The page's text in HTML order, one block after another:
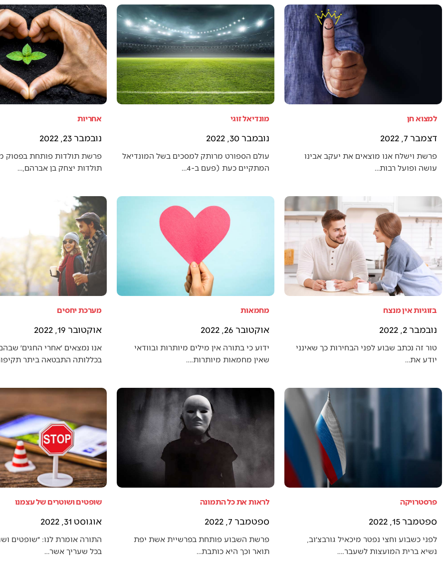
למצוא חן
דצמבר 7, 2022
פרשת וישלח אנו מוצאים את יעקב אבינו
עושה ופועל רבות…
מונדיאל זוגי
נובמבר 30, 2022
עולם הספורט מרותק למסכים בשל המונדיאל
המתקיים כעת (פעם ב-4…
אחריות
נובמבר 23, 2022
פרשת תולדות פותחת בפסוק
תולדות יצחק בן אברהם,…
בזוגיות אין מנצח
נובמבר 2, 2022
טור זה נכתב שבוע לפני הבחירות כך שאינני
יודע את…
מחמאות
אוקטובר 26, 2022
ידוע כי בתורה אין מילים מיותרות ובוודאי
שאין מחמאות מיותרות.…
מערכת יחסים
אוקטובר 19, 2022
אנו נמצאים ׳אחרי החגים׳
בכללותה התבטאה ביתר
פרסטרויקה
ספטמבר 15, 2022
לפני כשבוע וחצי נפטר מיכאיל גורבצ׳וב,
נשיא ברית המועצות לשעבר.…
לראות את כל התמונה
ספטמבר 7, 2022
פרשת השבוע פותחת בפרשיית אשת יפת
תואר וכך היא כותבת…
שופטים ושוטרים של עצמנו
אוגוסט 31, 2022
התורה אומרת לנו: ״שופטים
בכל שעריך אשר…